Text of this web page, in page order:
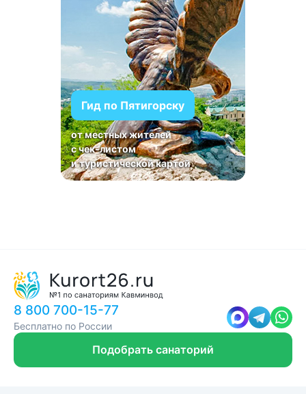
Гид по Пятигорску
от местных жителей
с чек-листом
и туристической картой
8 800 700-15-77
Бесплатно по России
Подобрать санаторий